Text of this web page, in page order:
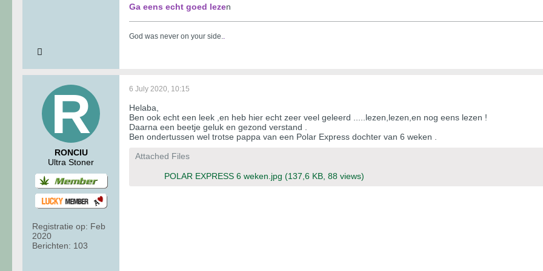
Ga eens echt goed lezen
God was never on your side..
RONCIU
Ultra Stoner
Registratie op: Feb
2020
Berichten: 103
6 July 2020, 10:15
Helaba,
Ben ook echt een leek ,en heb hier echt zeer veel geleerd .....lezen,lezen,en nog eens lezen !
Daarna een beetje geluk en gezond verstand .
Ben ondertussen wel trotse pappa van een Polar Express dochter van 6 weken .
Attached Files
POLAR EXPRESS 6 weken.jpg (137,6 KB, 88 views)